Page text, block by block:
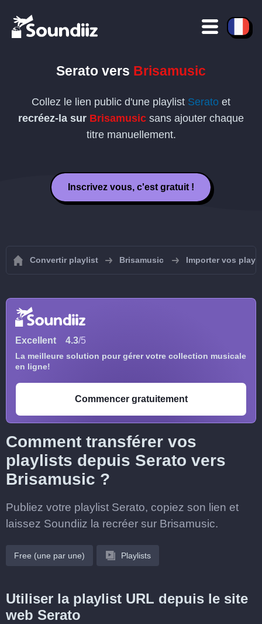
Serato vers Brisamusic
Collez le lien public d'une playlist Serato et
recréez-la sur Brisamusic sans ajouter chaque
titre manuellement.
Inscrivez vous, c'est gratuit !
Convertir playlist Brisamusic Importer vos
Excellent 4.3/5
La meilleure solution pour gérer votre collection musicale
en ligne!
Commencer gratuitement
Comment transférer vos
playlists depuis Serato vers
Brisamusic ?
Publiez votre playlist Serato, copiez son lien et
laissez Soundiiz la recréer sur Brisamusic.
Free (une par une) Playlists
Utiliser la playlist URL depuis le site
web Serato